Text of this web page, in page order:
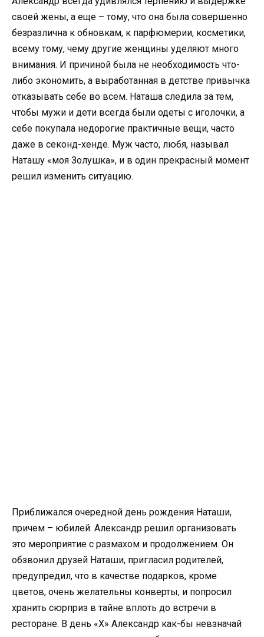
своей жены, а еще – тому, что она была совершенно
безразлична к обновкам, к парфюмерии, косметики,
всему тому, чему другие женщины уделяют много
внимания. И причиной была не необходимость что-
либо экономить, а выработанная в детстве привычка
отказывать себе во всем. Наташа следила за тем,
чтобы мужи и дети всегда были одеты с иголочки, а
себе покупала недорогие практичные вещи, часто
даже в секонд-хенде. Муж часто, любя, называл
Наташу «моя Золушка», и в один прекрасный момент
решил изменить ситуацию.
Приближался очередной день рождения Наташи,
причем – юбилей. Александр решил организовать
это мероприятие с размахом и продолжением. Он
обзвонил друзей Наташи, пригласил родителей,
предупредил, что в качестве подарков, кроме
цветов, очень желательны конверты, и попросил
хранить сюрприз в тайне вплоть до встречи в
ресторане. В день «Х» Александр как-бы невзначай